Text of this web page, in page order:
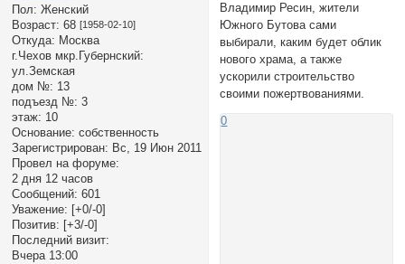
Пол: Женский
Возраст: 68 [1958-02-10]
Откуда: Москва
г.Чехов мкр.Губернский:
ул.Земская
дом №: 13
подъезд №: 3
этаж: 10
Основание: собственность
Зарегистрирован: Вс, 19 Июн 2011
Провел на форуме:
2 дня 12 часов
Сообщений: 601
Уважение: [+0/-0]
Позитив: [+3/-0]
Последний визит:
Вчера 13:00
Владимир Ресин, жители
Южного Бутова сами
выбирали, каким будет облик
нового храма, а также
ускорили строительство
своими пожертвованиями.
0